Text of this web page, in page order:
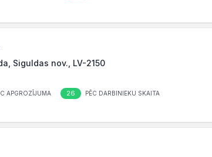
Siguldas nov., LV-2150
APGROZĪJUMA 26 PĒC DARBINIEKU SKAITA